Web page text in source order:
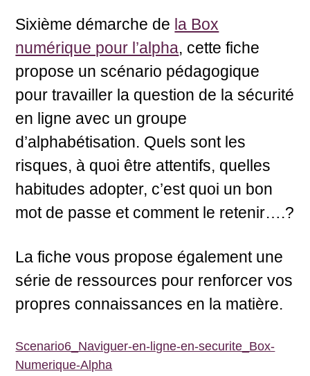
Sixième démarche de la Box
numérique pour l’alpha, cette fiche
propose un scénario pédagogique
pour travailler la question de la sécurité
en ligne avec un groupe
d’alphabétisation. Quels sont les
risques, à quoi être attentifs, quelles
habitudes adopter, c’est quoi un bon
mot de passe et comment le retenir….?
La fiche vous propose également une
série de ressources pour renforcer vos
propres connaissances en la matière.
Scenario6_Naviguer-en-ligne-en-securite_Box-
Numerique-Alpha